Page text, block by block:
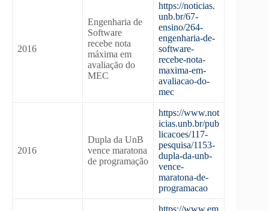
2016
Engenharia de
Software
recebe nota
máxima em
avaliação do
MEC
https://noticias.
unb.br/67-
ensino/264-
engenharia-de-
software-
recebe-nota-
maxima-em-
avaliacao-do-
mec
2016
Dupla da UnB
vence maratona
de programação
https://www.not
icias.unb.br/pub
licacoes/117-
pesquisa/1153-
dupla-da-unb-
vence-
maratona-de-
programacao
https://www.em